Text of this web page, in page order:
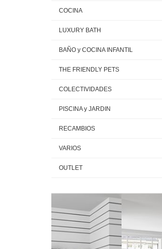
COCINA
LUXURY BATH
BAÑO y COCINA INFANTIL
THE FRIENDLY PETS
COLECTIVIDADES
PISCINA y JARDIN
RECAMBIOS
VARIOS
OUTLET